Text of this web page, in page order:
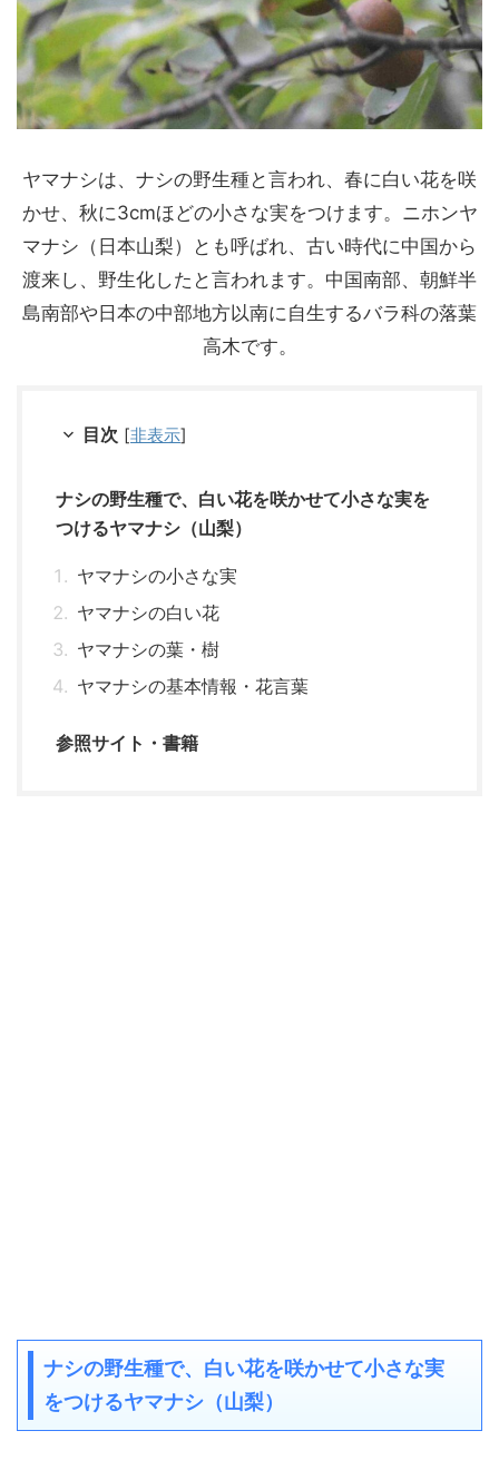
ヤマナシは、ナシの野生種と言われ、春に白い花を咲
かせ、秋に3cmほどの小さな実をつけます。ニホンヤ
マナシ（日本山梨）とも呼ばれ、古い時代に中国から
渡来し、野生化したと言われます。中国南部、朝鮮半
島南部や日本の中部地方以南に自生するバラ科の落葉
高木です。
目次 [非表示]
ナシの野生種で、白い花を咲かせて小さな実を
つけるヤマナシ（山梨）
ヤマナシの小さな実
ヤマナシの白い花
ヤマナシの葉・樹
ヤマナシの基本情報・花言葉
参照サイト・書籍
ナシの野生種で、白い花を咲かせて小さな実
をつけるヤマナシ（山梨）